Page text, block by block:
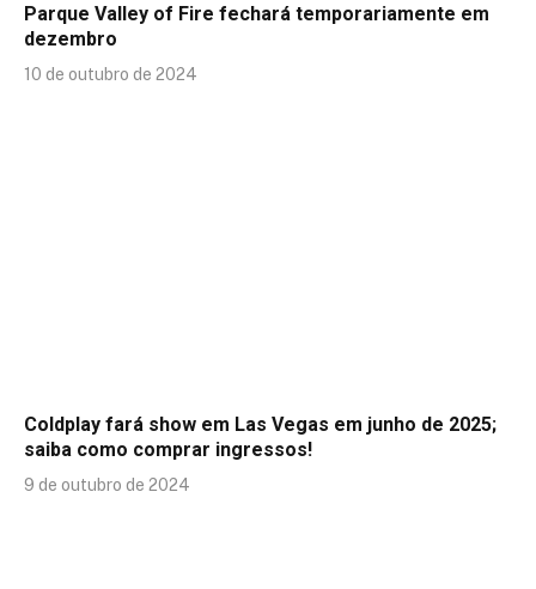
Parque Valley of Fire fechará temporariamente em
dezembro
10 de outubro de 2024
Coldplay fará show em Las Vegas em junho de 2025;
saiba como comprar ingressos!
9 de outubro de 2024